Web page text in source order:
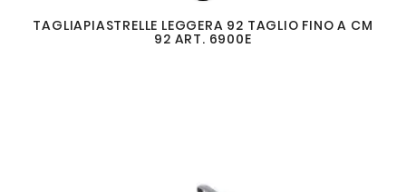
TAGLIAPIASTRELLE LEGGERA 92 TAGLIO FINO A CM
92 ART. 6900E